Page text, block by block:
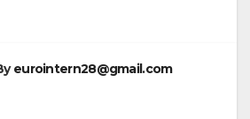
eurointern28@gmail.com